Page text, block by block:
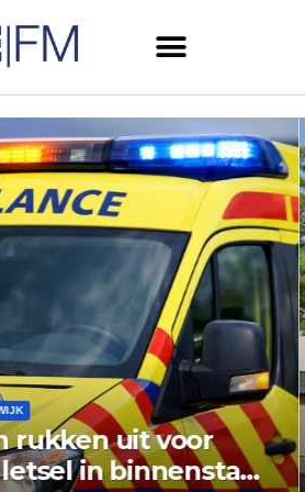
Ermelo wijst bezwaar
standplaats op